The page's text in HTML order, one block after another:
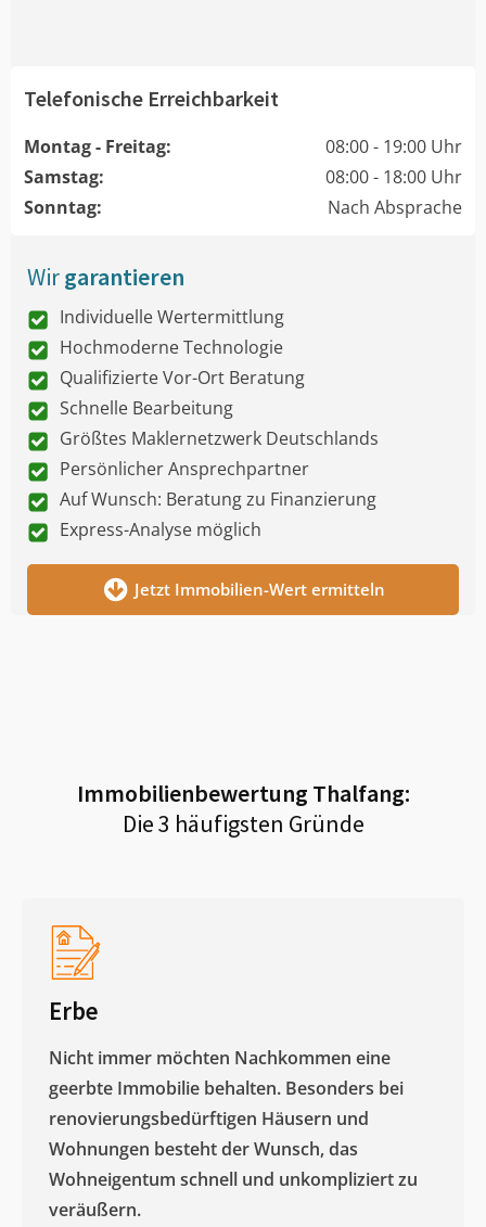
Telefonische Erreichbarkeit
Montag - Freitag:
08:00 - 19:00 Uhr
Samstag:
08:00 - 18:00 Uhr
Sonntag:
Nach Absprache
Wirgarantieren
Individuelle Wertermittlung
Hochmoderne Technologie
Qualifizierte Vor-Ort Beratung
Schnelle Bearbeitung
Größtes Maklernetzwerk Deutschlands
Persönlicher Ansprechpartner
Auf Wunsch: Beratung zu Finanzierung
Express-Analyse möglich
Jetzt Immobilien-Wert ermitteln
Immobilienbewertung Thalfang:
Die 3 häufigsten Gründe
Erbe
Nicht immer möchten Nachkommen eine
geerbte Immobilie behalten. Besonders bei
renovierungsbedürftigen Häusern und
Wohnungen besteht der Wunsch, das
Wohneigentum schnell und unkompliziert zu
veräußern. ​